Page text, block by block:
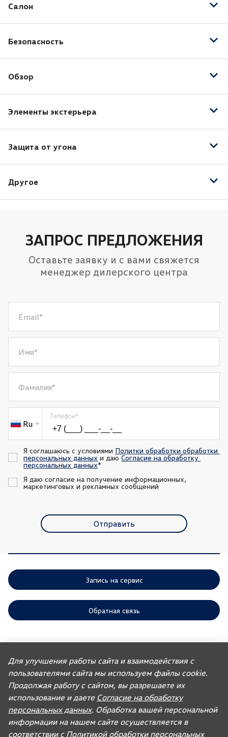
Круиз-контроль
Парктроник задний
Парктроник передний
Салон
Регулировка передних сидений по высоте
Безопасность
Система стабилизации (ESP)
Подушка безопасности водителя
Подушки безопасности оконные (шторки)
Обзор
Элементы экстерьера
Электропривод зеркал
Защита от угона
Иммобилайзер
Другое
ЗАПРОС ПРЕДЛОЖЕНИЯ
Оставьте заявку и с вами свяжется
менеджер дилерского центра
Email*
Имя*
Фамилия*
Ru
Телефон*
Я соглашаюсь с условиями Политки обработки обработки
персональных данных и даю Согласие на обработку
персональных данных*
Я даю согласие на получение информационных,
маркетинговых и рекламных сообщений
Отправить
Запись на сервис
Обратная связь
предусмотренных законодательством РФ, по удовлетворению
требований покупателей автомобилей, ранее изготовленных или
импортированных ООО «ФОЛЬКСВАГЕН Груп Рус». Учитывая это, ООО
«АГР» не несет ответственности за качество автомобилей,
импортированных с других рынков третьими лицами, а также за их
соответствие установленным в Российской Федерации обязательным
требованиям и не обязано по законодательству РФ удовлетворять
требования, связанные с недостатками качества таких автомобилей.
При покупке автомобиля рекомендуем требовать от продавца
документ, в котором должна содержаться информация об импортере
данного автомобиля.
Для улучшения работы сайта и взаимодействия с
пользователями сайта мы используем файлы cookie.
Продолжая работу с сайтом, вы разрешаете их
использование и даете Согласие на обработку
персональных данных. Обработка вашей персональной
информации на нашем сайте осуществляется в
соответствии с Политикой обработки персональных